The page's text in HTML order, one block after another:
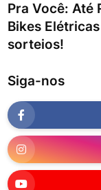
Pra Você: Até
Bikes
sorteios!
Siga-nos